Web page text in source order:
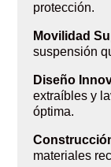
protección.
Movilidad
suspensión
Diseño
extraíbles y
óptima.
materiales